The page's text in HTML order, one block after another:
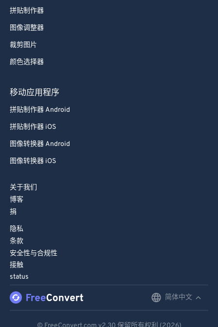
拼贴制作器
图像调整器
裁剪图片
颜色选择器
移动应用程序
拼贴制作器 Android
拼贴制作器 iOS
图像转换器 Android
图像转换器 iOS
关于我们
博客
捐
隐私
条款
安全性与合规性
接触
status
简体中文